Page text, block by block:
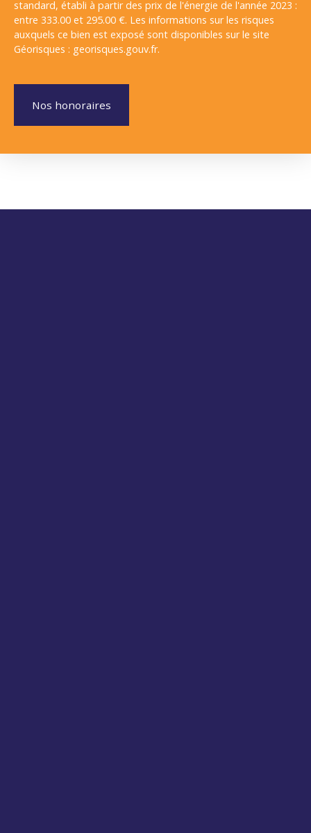
standard, établi à partir des prix de l'énergie de l'année 2023 :
entre 333.00 et 295.00 €. Les informations sur les risques
auxquels ce bien est exposé sont disponibles sur le site
Géorisques : georisques.gouv.fr.
Nos honoraires